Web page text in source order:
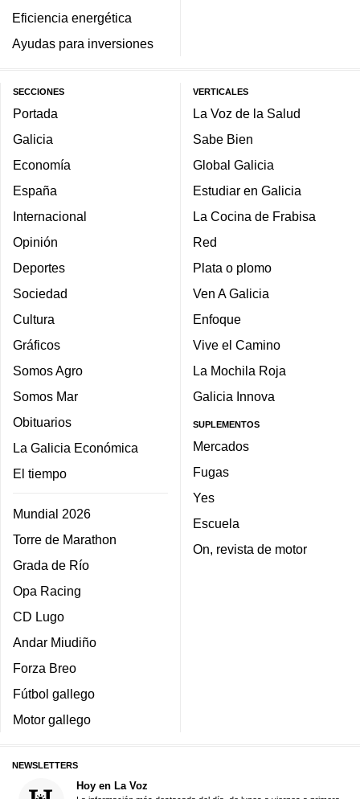
Eficiencia energética
Ayudas para inversiones
SECCIONES
Portada
Galicia
Economía
España
Internacional
Opinión
Deportes
Sociedad
Cultura
Gráficos
Somos Agro
Somos Mar
Obituarios
La Galicia Económica
El tiempo
Mundial 2026
Torre de Marathon
Grada de Río
Opa Racing
CD Lugo
Andar Miudiño
Forza Breo
Fútbol gallego
Motor gallego
VERTICALES
La Voz de la Salud
Sabe Bien
Global Galicia
Estudiar en Galicia
La Cocina de Frabisa
Red
Plata o plomo
Ven A Galicia
Enfoque
Vive el Camino
La Mochila Roja
Galicia Innova
SUPLEMENTOS
Mercados
Fugas
Yes
Escuela
On, revista de motor
NEWSLETTERS
Hoy en La Voz